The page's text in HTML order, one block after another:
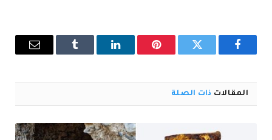
فيسبوك تويتر بينتيريستلينكدإن Tumblr
البريد
المقالات ذات الصلة